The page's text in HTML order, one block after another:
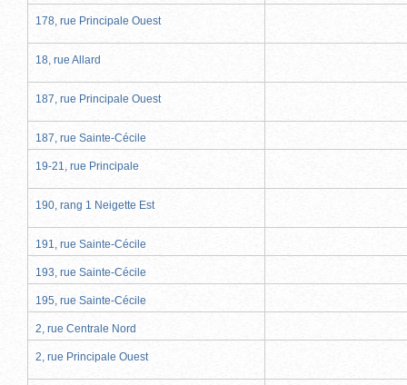
178, rue Principale Ouest
18, rue Allard
187, rue Principale Ouest
187, rue Sainte-Cécile
19-21, rue Principale
190, rang 1 Neigette Est
191, rue Sainte-Cécile
193, rue Sainte-Cécile
195, rue Sainte-Cécile
2, rue Centrale Nord
2, rue Principale Ouest